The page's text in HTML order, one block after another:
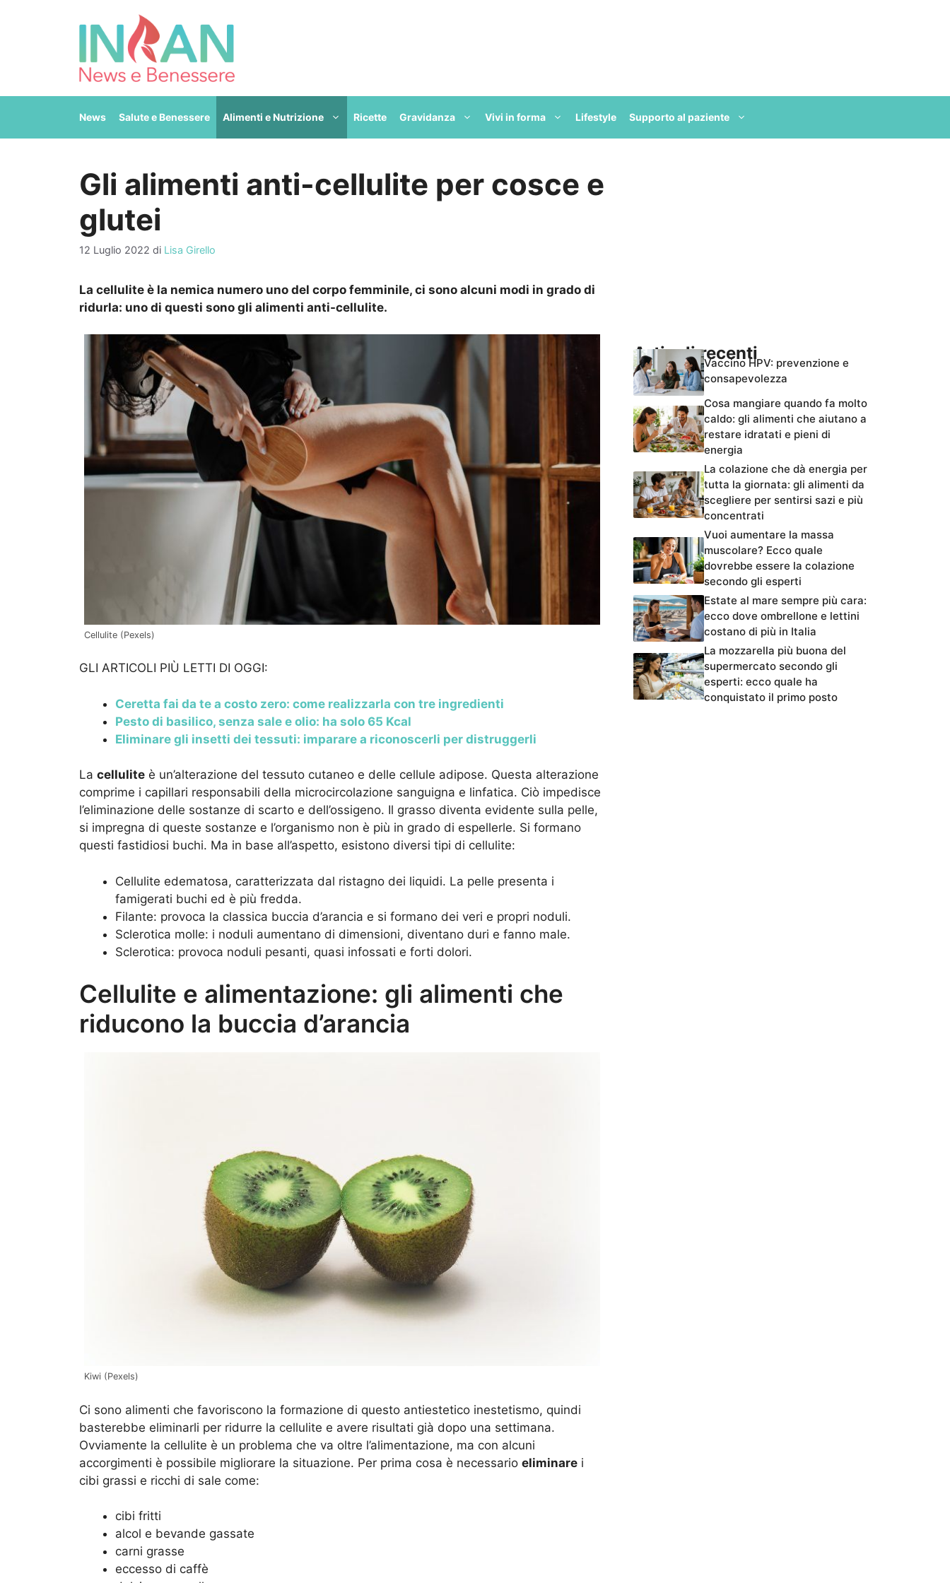
News Salute e Benessere Alimenti e Nutrizione Ricette Gravidanza Vivi in forma Lifestyle Supporto al paziente
Gli alimenti anti-cellulite per cosce e
glutei
12 Luglio 2022 di Lisa Girello
La cellulite è la nemica numero uno del corpo femminile, ci sono alcuni modi in grado di
ridurla: uno di questi sono gli alimenti anti-cellulite.
Cellulite (Pexels)
GLI ARTICOLI PIÙ LETTI DI OGGI:
Ceretta fai da te a costo zero: come realizzarla con tre ingredienti
Pesto di basilico, senza sale e olio: ha solo 65 Kcal
Eliminare gli insetti dei tessuti: imparare a riconoscerli per distruggerli
La cellulite è un’alterazione del tessuto cutaneo e delle cellule adipose. Questa alterazione
comprime i capillari responsabili della microcircolazione sanguigna e linfatica. Ciò impedisce
l’eliminazione delle sostanze di scarto e dell’ossigeno. Il grasso diventa evidente sulla pelle,
si impregna di queste sostanze e l’organismo non è più in grado di espellerle. Si formano
questi fastidiosi buchi. Ma in base all’aspetto, esistono diversi tipi di cellulite:
Cellulite edematosa, caratterizzata dal ristagno dei liquidi. La pelle presenta i
famigerati buchi ed è più fredda.
Filante: provoca la classica buccia d’arancia e si formano dei veri e propri noduli.
Sclerotica molle: i noduli aumentano di dimensioni, diventano duri e fanno male.
Sclerotica: provoca noduli pesanti, quasi infossati e forti dolori.
Cellulite e alimentazione: gli alimenti che
riducono la buccia d’arancia
Kiwi (Pexels)
Ci sono alimenti che favoriscono la formazione di questo antiestetico inestetismo, quindi
basterebbe eliminarli per ridurre la cellulite e avere risultati già dopo una settimana.
Ovviamente la cellulite è un problema che va oltre l’alimentazione, ma con alcuni
accorgimenti è possibile migliorare la situazione. Per prima cosa è necessario eliminare i
cibi grassi e ricchi di sale come:
cibi fritti
alcol e bevande gassate
carni grasse
eccesso di caffè
Articoli recentiVaccino HPV: prevenzione e
consapevolezza
Cosa mangiare quando fa molto
caldo: gli alimenti che aiutano a
restare idratati e pieni di
energia
La colazione che dà energia per
tutta la giornata: gli alimenti da
scegliere per sentirsi sazi e più
concentrati
Vuoi aumentare la massa
muscolare? Ecco quale
dovrebbe essere la colazione
secondo gli esperti
Estate al mare sempre più cara:
ecco dove ombrellone e lettini
costano di più in Italia
La mozzarella più buona del
supermercato secondo gli
esperti: ecco quale ha
conquistato il primo posto